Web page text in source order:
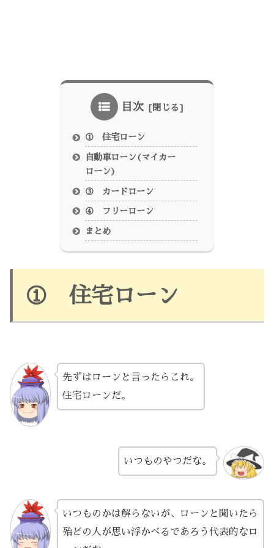
目次
① 住宅ローン
自動車ローン(マイカー
ローン)
③ カードローン
④ フリーローン
まとめ
① 住宅ローン
先ずはローンと言ったらこれ。
住宅ローンだ。
いつものやつだな。
いつものかは解らないが、ローンと聞いたら
殆どの人が思い浮かべるであろう代表的なロ